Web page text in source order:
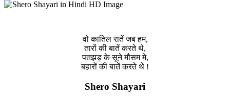
वो कातिल रातें जब हम,
तारों की बातें करते थे,
पतझड़ के सूने मौसम मे,
बहारों की बातें करते थे !
Shero Shayari